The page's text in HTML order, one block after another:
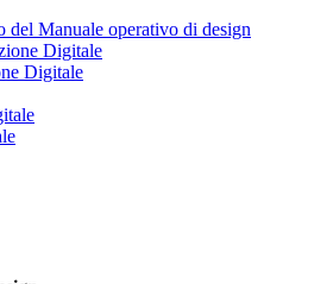
del Manuale operativo di design
Digitale